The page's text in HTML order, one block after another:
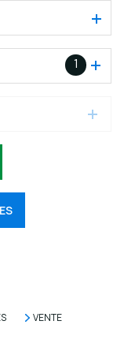
VENTE